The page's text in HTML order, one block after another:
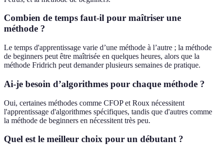
Combien de temps faut-il pour maîtriser une
méthode ?
Le temps d'apprentissage varie d’une méthode à l’autre ; la méthode
de beginners peut être maîtrisée en quelques heures, alors que la
méthode Fridrich peut demander plusieurs semaines de pratique.
Ai-je besoin d’algorithmes pour chaque méthode ?
Oui, certaines méthodes comme CFOP et Roux nécessitent
l'apprentissage d'algorithmes spécifiques, tandis que d'autres comme
la méthode de beginners en nécessitent très peu.
Quel est le meilleur choix pour un débutant ?